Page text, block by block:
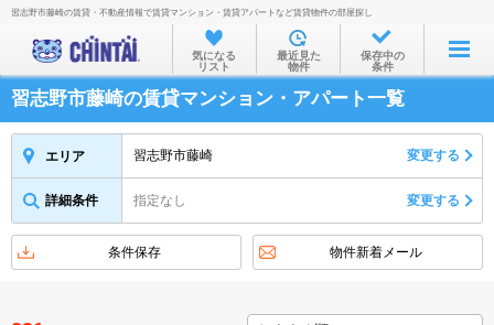
お部屋を探す
沿線・駅から
住所から
物件特集から
不動産会社から
習志野市藤崎の賃貸・不動産情報で賃貸マンション・賃貸アパートなど賃貸物件の部屋探し
気になる
リスト
最近見た
物件
保存中の
条件
習志野市藤崎の賃貸マンション・アパート一覧
エリア 習志野市藤崎 変更する
詳細条件 指定なし 変更する
条件保存 物件新着メール